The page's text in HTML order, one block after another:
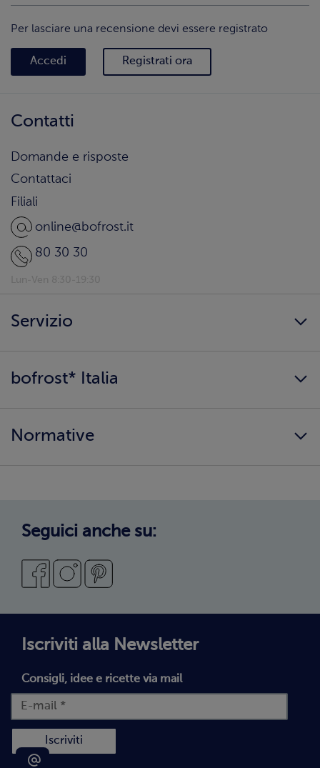
Per lasciare una recensione devi essere registrato
Accedi Registrati ora
Contatti
Domande e risposte
Contattaci
Filiali
online@bofrost.it
80 30 30
Servizio
Presenta un amico
bofrost* Italia
Surgelati di qualità
Normative
Preferenze cookie
Condizioni Generali di Vendita
Codice Etico
Seguici anche su:
Iscriviti alla Newsletter
Consigli, idee e ricette via mail
Iscriviti